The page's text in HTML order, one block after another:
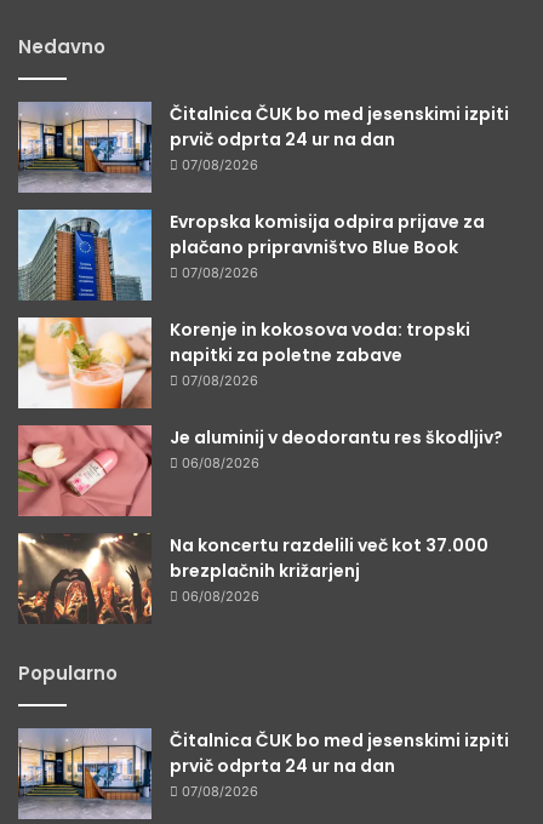
Nedavno
Čitalnica ČUK bo med jesenskimi izpiti
prvič odprta 24 ur na dan
07/08/2026
Evropska komisija odpira prijave za
plačano pripravništvo Blue Book
07/08/2026
Korenje in kokosova voda: tropski
napitki za poletne zabave
07/08/2026
Je aluminij v deodorantu res škodljiv?
06/08/2026
Na koncertu razdelili več kot 37.000
brezplačnih križarjenj
06/08/2026
Popularno
Čitalnica ČUK bo med jesenskimi izpiti
prvič odprta 24 ur na dan
07/08/2026